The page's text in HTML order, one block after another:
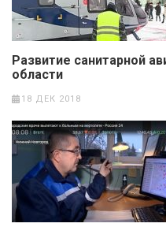
Развитие санитарной
области
18 ДЕК 2018